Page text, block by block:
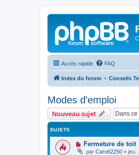
Accès rapide FAQ
Index du forum Conseils
Modes d'emploi
Nouveau sujet
SUJETS
Fermeture de toit
par Caro62250 » jeu.